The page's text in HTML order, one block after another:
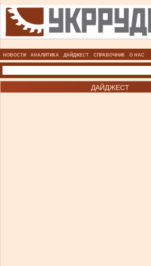
НОВОСТИ АНАЛИТИКА ДАЙДЖЕСТ СПРАВОЧНИК О НАС
ДАЙДЖЕСТ